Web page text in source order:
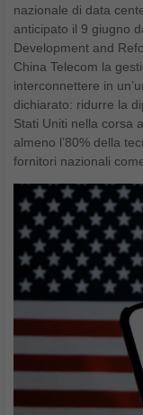
nazionale di data
anticipato il 9 giugno
Development and
China Telecom la
interconnettere in
dichiarato: ridurre la
Stati Uniti nella corsa
almeno l’80% della
fornitori nazionali